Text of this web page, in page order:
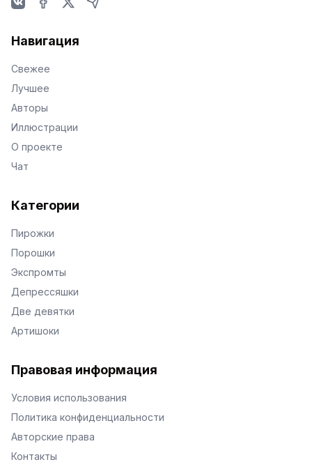
Навигация
Свежее
Лучшее
Авторы
Иллюстрации
О проекте
Чат
Категории
Пирожки
Порошки
Экспромты
Депрессяшки
Две девятки
Артишоки
Правовая информация
Условия использования
Политика конфиденциальности
Авторские права
Контакты